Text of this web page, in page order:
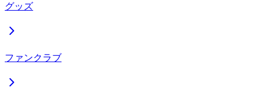
グッズ
ファンクラブ